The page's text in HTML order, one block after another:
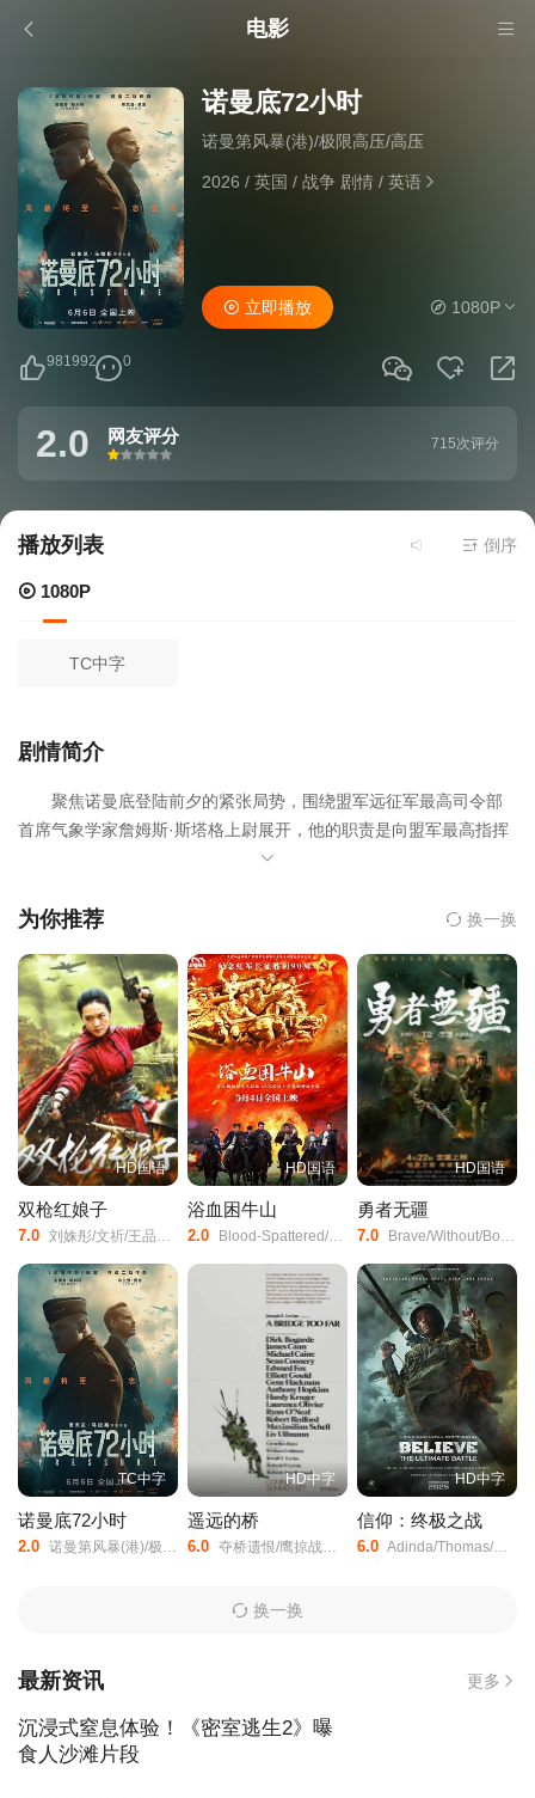
电影
诺曼底72小时
诺曼第风暴(港)/极限高压/高压
2026 / 英国 / 战争 剧情/ 英语
981992 0
立即播放 1080P
2.0 网友评分
很差
较差还行推荐力荐
715次评分
播放列表 当前资源来源
倒序
1080P
TC中字
剧情简介
聚焦诺曼底登陆前夕的紧张局势，围绕盟军远征军最高司令部
首席气象学家詹姆斯·斯塔格上尉展开，他的职责是向盟军最高指挥
官德怀特·戴维·艾森豪威尔通报决定成败的天气状况。
为你推荐 换一换
HD国语
双枪红娘子
7.0 刘姝彤/文祈/王品一/谢宁/王岗岗/陈之辉/李为民/魏兆雄/王程/邱晨阳/
HD国语
浴血困牛山
2.0 Blood-Spattered/Cliff/
HD国语
勇者无疆
7.0 Brave/Without/Boundaries/
TC中字
诺曼底72小时
2.0 诺曼第风暴(港)/极限高压/高压/
HD中字
遥远的桥
6.0 夺桥遗恨/鹰掠战士/英雄冢/
HD中字
信仰：终极之战
6.0 Adinda/Thomas/Maudy/Kusnaedi/Hardi/Fadhillah/
换一换
最新资讯 更多
沉浸式窒息体验！《密室逃生2》曝
食人沙滩片段